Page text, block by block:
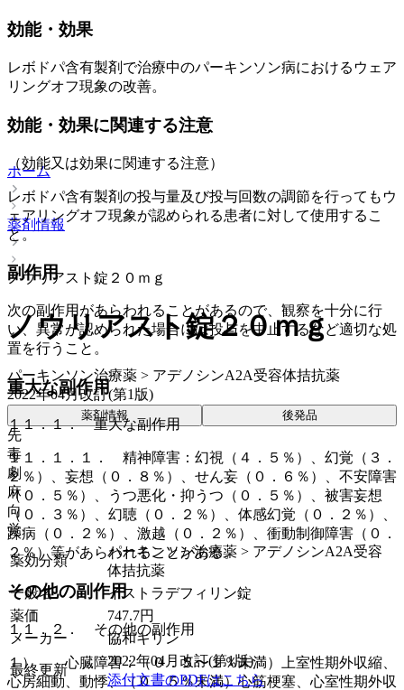
効能・効果
レボドパ含有製剤で治療中のパーキンソン病におけるウェア
リングオフ現象の改善。
効能・効果に関連する注意
（効能又は効果に関連する注意）
レボドパ含有製剤の投与量及び投与回数の調節を行ってもウ
ェアリングオフ現象が認められる患者に対して使用するこ
と。
副作用
次の副作用があらわれることがあるので、観察を十分に行
い、異常が認められた場合には投与を中止するなど適切な処
置を行うこと。
重大な副作用
１１．１． 重大な副作用
１１．１．１． 精神障害：幻視（４．５％）、幻覚（３．
２％）、妄想（０．８％）、せん妄（０．６％）、不安障害
（０．５％）、うつ悪化・抑うつ（０．５％）、被害妄想
（０．３％）、幻聴（０．２％）、体感幻覚（０．２％）、
躁病（０．２％）、激越（０．２％）、衝動制御障害（０．
２％）等があらわれることがある。
その他の副作用
１１．２． その他の副作用
１）． 心臓障害：（０．５〜１％未満）上室性期外収縮、
心房細動、動悸、（０．５％未満）心筋梗塞、心室性期外収
ホーム
薬剤情報
ノウリアスト錠２０ｍｇ
ノウリアスト錠２０ｍｇ
パーキンソン治療薬 > アデノシンA2A受容体拮抗薬
2022年04月改訂(第1版)
薬剤情報 後発品
先
毒
劇
麻
向
覚
薬効分類
パーキンソン治療薬 > アデノシンA2A受容
体拮抗薬
一般名
イストラデフィリン錠
薬価
747.7円
メーカー
協和キリン
最終更新
2022年04月改訂(第1版)
添付文書のPDFはこちら